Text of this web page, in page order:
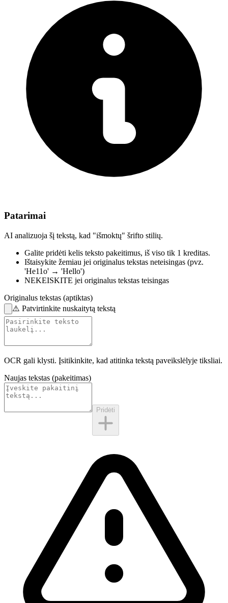
Patarimai
AI analizuoja šį tekstą, kad "išmoktų" šrifto stilių.
Galite pridėti kelis teksto pakeitimus, iš viso tik 1 kreditas.
Ištaisykite žemiau jei originalus tekstas neteisingas (pvz.
'He11o' → 'Hello')
NEKEISKITE jei originalus tekstas teisingas
Originalus tekstas (aptiktas)
⚠️ Patvirtinkite nuskaitytą tekstą
OCR gali klysti. Įsitikinkite, kad atitinka tekstą paveikslėlyje tiksliai.
Naujas tekstas (pakeitimas)
Pridėti